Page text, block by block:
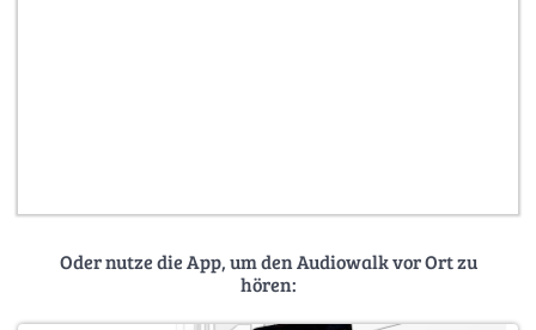
Oder nutze die App, um den Audiowalk vor Ort zu
hören: